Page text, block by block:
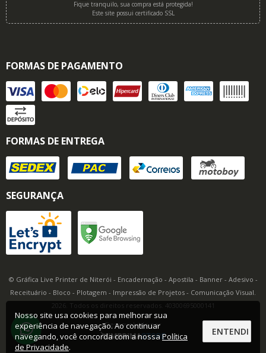
Fique tranquilo, sua compra está protegida!
Este site possui certificado SSL
FORMAS DE PAGAMENTO
FORMAS DE ENTREGA
SEGURANÇA
© Gráfica Live Printer de Niterói - Encadernação - Apostila - Banner - Adesivo -
Receituário - Bloco - Plotagem - Impressão de Projetos - Comunicação Visual.
2026. Todos os direitos reservados. 40300695000141
Desenvolvido por
Nosso site usa cookies para melhorar sua
experiência de navegação. Ao continuar
navegando, você concorda com a nossaPolítica
de Privacidade.
ENTENDI